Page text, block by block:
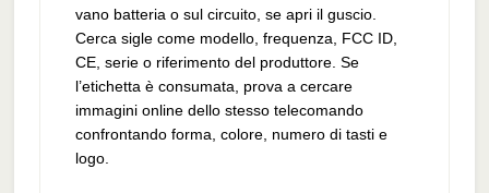
vano batteria o sul circuito, se apri il guscio.
Cerca sigle come modello, frequenza, FCC ID,
CE, serie o riferimento del produttore. Se
l’etichetta è consumata, prova a cercare
immagini online dello stesso telecomando
confrontando forma, colore, numero di tasti e
logo.